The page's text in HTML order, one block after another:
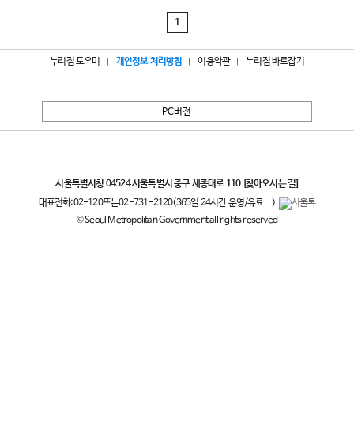
1
누리집 도우미 개인정보 처리방침 이용약관 누리집 바로잡기
PC버전
서울특별시청 04524 서울특별시 중구 세종대로 110 [찾아오시는 길]
대표전화:02-120또는02-731-2120(365일 24시간 운영/유료
)
© Seoul Metropolitan Government all rights reserved